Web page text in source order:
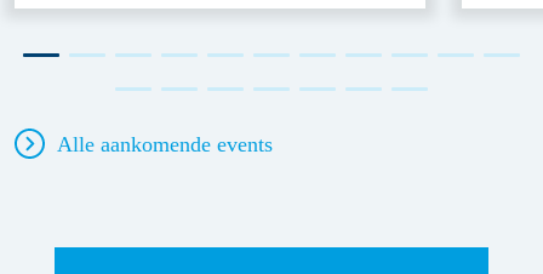
Alle aankomende events